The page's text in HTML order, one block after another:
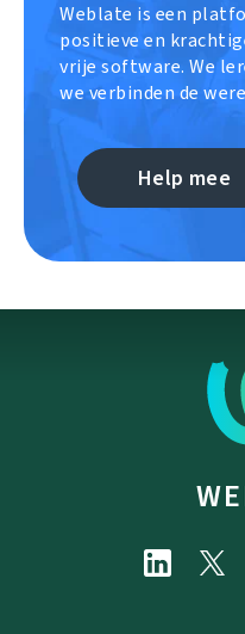
Weblate is een
positieve en
vrije software. We
we verbinden de
Help mee